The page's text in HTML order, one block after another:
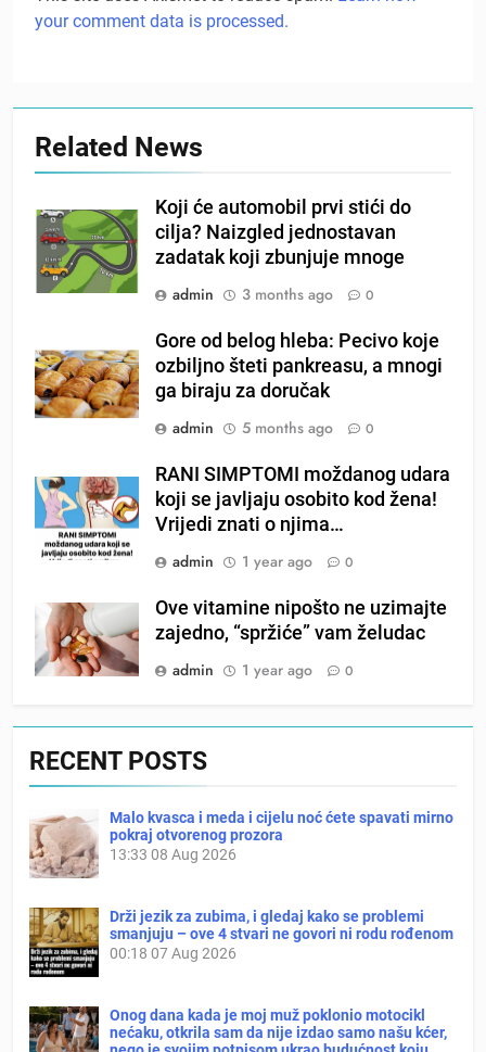
your comment data is processed.
Related News
Koji će automobil prvi stići do
cilja? Naizgled jednostavan
zadatak koji zbunjuje mnoge
admin
3 months ago 0
Gore od belog hleba: Pecivo koje
ozbiljno šteti pankreasu, a mnogi
ga biraju za doručak
admin
5 months ago 0
RANI SIMPTOMI moždanog udara
koji se javljaju osobito kod žena!
Vrijedi znati o njima…
admin
1 year ago 0
Ove vitamine nipošto ne uzimajte
zajedno, “spržiće” vam želudac
admin
1 year ago 0
RECENT POSTS
Malo kvasca i meda i cijelu noć ćete spavati mirno
pokraj otvorenog prozora
13:33 08 Aug 2026
Drži jezik za zubima, i gledaj kako se problemi
smanjuju – ove 4 stvari ne govori ni rodu rođenom
00:18 07 Aug 2026
Onog dana kada je moj muž poklonio motocikl
nećaku, otkrila sam da nije izdao samo našu kćer,